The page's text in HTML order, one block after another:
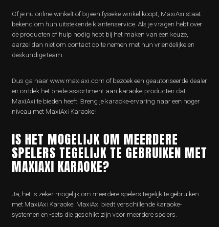
Of je nu online winkelt of bij een fysieke winkel koopt, MaxiAxi staat
bekend om hun uitstekende klantenservice. Als je vragen hebt over
de producten of hulp nodig hebt bij het maken van een keuze,
aarzel dan niet om contact op te nemen met hun vriendelijke en
deskundige team.
Dus ga naar www.maxiaxi.com of bezoek een geautoriseerde dealer
en ontdek het brede assortiment aan karaoke-producten dat
MaxiAxi te bieden heeft. Breng je karaoke-ervaring naar een hoger
niveau met MaxiAxi Karaoke!
IS HET MOGELIJK OM MEERDERE
SPELERS TEGELIJK TE GEBRUIKEN MET
MAXIAXI KARAOKE?
Ja, het is zeker mogelijk om meerdere spelers tegelijk te gebruiken
met MaxiAxi Karaoke. MaxiAxi biedt verschillende karaoke-
systemen en -sets die geschikt zijn voor meerdere spelers.